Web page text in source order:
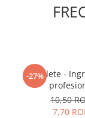
-27%
5 Tablete -
10,50
7,70